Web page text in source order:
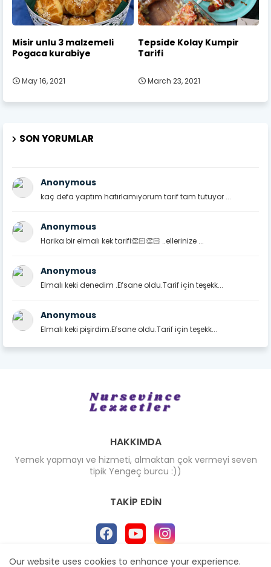
Misir unlu 3 malzemeli
Pogaca kurabiye
May 16, 2021
Tepside Kolay Kumpir
Tarifi
March 23, 2021
SON YORUMLAR
Anonymous
kaç defa yaptım hatırlamıyorum tarif tam tutuyor ...
Anonymous
Harika bir elmalı kek tarifi👏🏻👏🏻 ..ellerinize ...
Anonymous
Elmalı keki denedim .Efsane oldu.Tarif için teşekk...
Anonymous
Elmalı keki pişirdim.Efsane oldu.Tarif için teşekk...
HAKKIMDA
Yemek yapmayı ve hizmeti, almaktan çok vermeyi seven
tipik Yengeç burcu :))
TAKIP EDIN
Our website uses cookies to enhance your experience.